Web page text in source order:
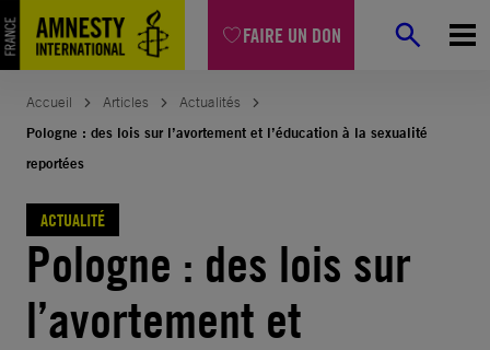
FAIRE UN DON
Aller
au
contenu
Accueil Articles
Actualités
Pologne : des lois sur l’avortement et l’éducation à la sexualité
reportées
ACTUALITÉ
Pologne : des lois sur
l’avortement et